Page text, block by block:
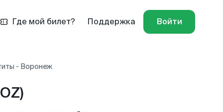
Где мой билет? Поддержка Войти
- Воронеж